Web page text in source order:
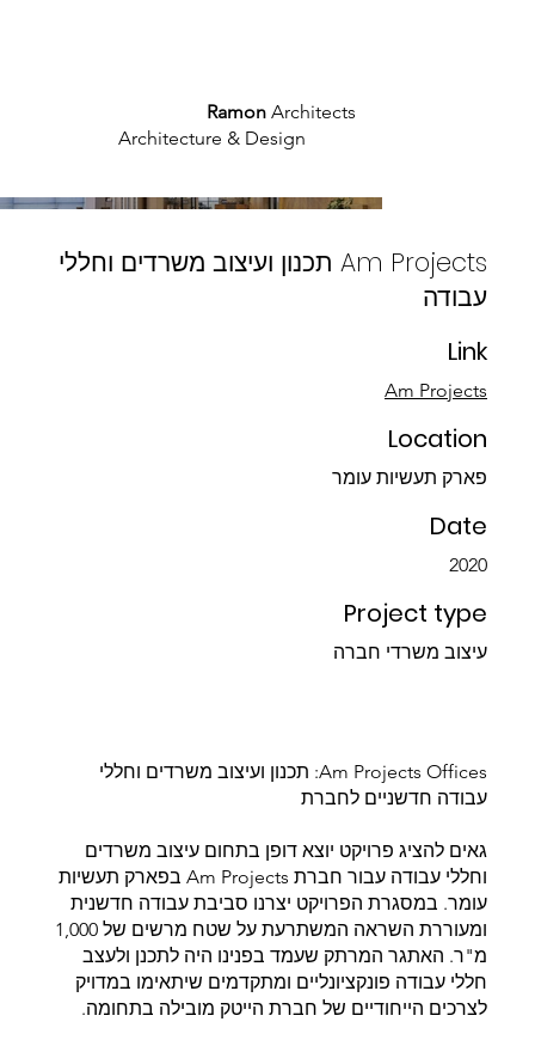
RamonArchitects
Architecture & Design
Am Projects תכנון ועיצוב משרדים וחללי
עבודה
Link
Am Projects
Location
פארק תעשיות עומר
Date
2020
Project type
עיצוב משרדי חברה
Am Projects Offices: תכנון ועיצוב משרדים וחללי
עבודה חדשניים לחברת
גאים להציג פרויקט יוצא דופן בתחום עיצוב משרדים
וחללי עבודה עבור חברת Am Projects בפארק תעשיות
עומר. במסגרת הפרויקט יצרנו סביבת עבודה חדשנית
ומעוררת השראה המשתרעת על שטח מרשים של 1,000
מ"ר. האתגר המרתק שעמד בפנינו היה לתכנן ולעצב
חללי עבודה פונקציונליים ומתקדמים שיתאימו במדויק
לצרכים הייחודיים של חברת הייטק מובילה בתחומה.